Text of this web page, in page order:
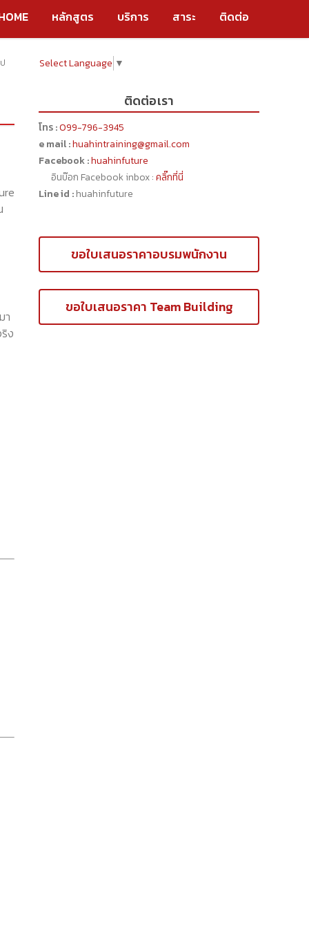
หลักสูตร บริการ สาระ ติดต่อ
า
ง
Select Language ▼
ติดต่อเรา
โทร :099-796-3945
e mail :huahintraining@gmail.com
Facebook :huahinfuture
อินบ๊อก Facebook inbox :คลิ๊กที่นี่
Line id :huahinfuture
ขอใบเสนอราคาอบรมพนักงาน
ขอใบเสนอราคา Team Building